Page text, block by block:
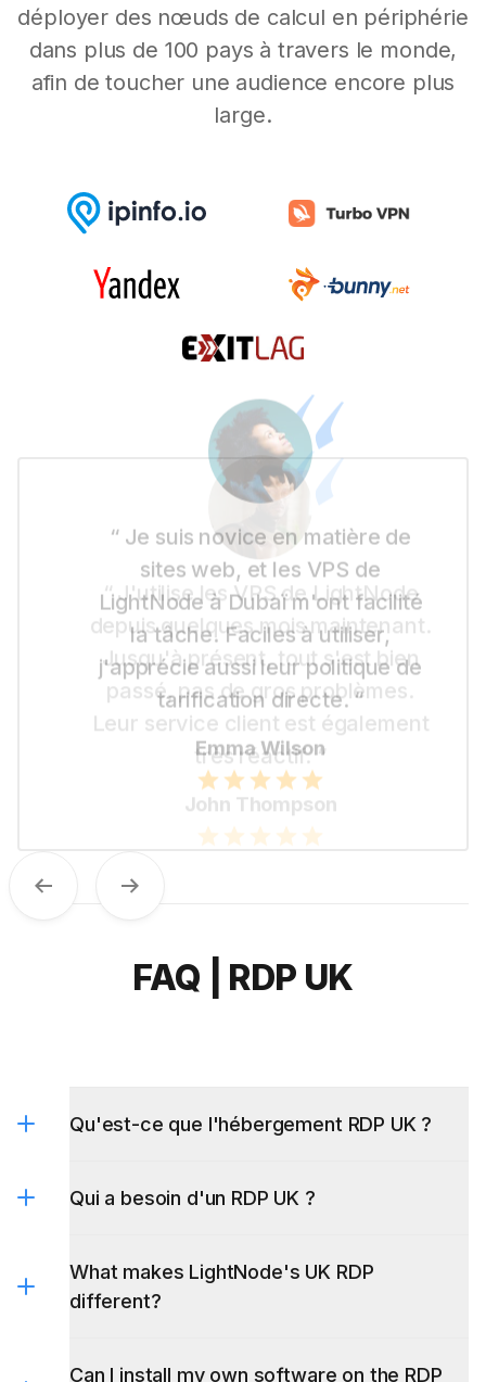
déployer des nœuds de calcul en périphérie
dans plus de 100 pays à travers le monde,
afin de toucher une audience encore plus
large.
“ Je suis novice en matière de
sites web, et les VPS de
LightNode à Dubaï m'ont facilité
la tâche. Faciles à utiliser,
j'apprécie aussi leur politique de
tarification directe. “
Emma Wilson
Previous Next
FAQ | RDP UK
Qu'est-ce que l'hébergement RDP UK ?
Qui a besoin d'un RDP UK ?
What makes LightNode's UK RDP
different?
Can I install my own software on the RDP